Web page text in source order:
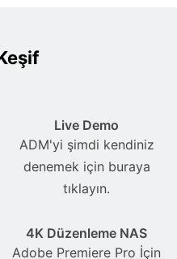
Live Demo
ADM'yi şimdi kendiniz
denemek için buraya
tıklayın.
4K Düzenleme NAS
Adobe Premiere Pro İçin